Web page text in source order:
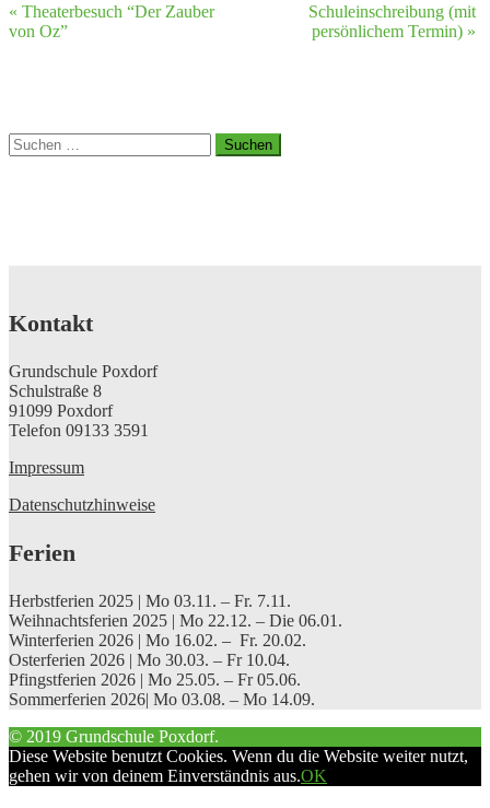
« Theaterbesuch “Der Zauber
von Oz”
Schuleinschreibung (mit
persönlichem Termin) »
Suchen
nach:
Kontakt
Grundschule Poxdorf
Schulstraße 8
91099 Poxdorf
Telefon 09133 3591
Impressum
Datenschutzhinweise
Ferien
Herbstferien 2025 | Mo 03.11. – Fr. 7.11.
Weihnachtsferien 2025 | Mo 22.12. – Die 06.01.
Winterferien 2026 | Mo 16.02. – Fr. 20.02.
Osterferien 2026 | Mo 30.03. – Fr 10.04.
Pfingstferien 2026 | Mo 25.05. – Fr 05.06.
Sommerferien 2026| Mo 03.08. – Mo 14.09.
© 2019 Grundschule Poxdorf.
Diese Website benutzt Cookies. Wenn du die Website weiter nutzt,
gehen wir von deinem Einverständnis aus.OK